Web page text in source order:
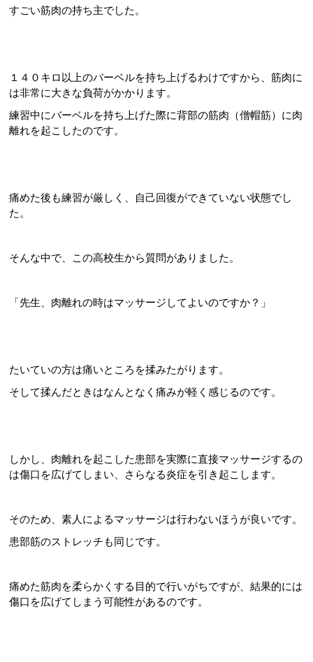
すごい筋肉の持ち主でした。
１４０キロ以上のバーベルを持ち上げるわけですから、筋肉に
は非常に大きな負荷がかかります。
練習中にバーベルを持ち上げた際に背部の筋肉（僧帽筋）に肉
離れを起こしたのです。
痛めた後も練習が厳しく、自己回復ができていない状態でし
た。
そんな中で、この高校生から質問がありました。
「先生、肉離れの時はマッサージしてよいのですか？」
たいていの方は痛いところを揉みたがります。
そして揉んだときはなんとなく痛みが軽く感じるのです。
しかし、肉離れを起こした患部を実際に直接マッサージするの
は傷口を広げてしまい、さらなる炎症を引き起こします。
そのため、素人によるマッサージは行わないほうが良いです。
患部筋のストレッチも同じです。
痛めた筋肉を柔らかくする目的で行いがちですが、結果的には
傷口を広げてしまう可能性があるのです。